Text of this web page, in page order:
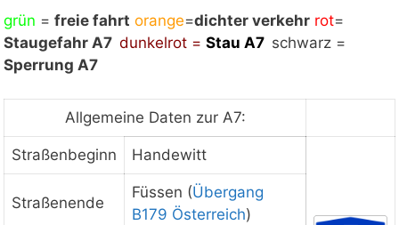
Mit Klick auf „Staukarte laden“ werden externe
Inhalte von Google nachgeladen. Mit dem Klick
auf "Staukarte laden" akzeptieren Sie unsere
ansehen
Staukarte laden
grün = freie fahrt orange=dichter verkehr rot=
Staugefahr A7 dunkelrot = Stau A7 schwarz =
Sperrung A7
Allgemeine Daten zur A7:
Straßenbeginn Handewitt
Straßenende
Füssen (Übergang
B179 Österreich)